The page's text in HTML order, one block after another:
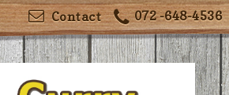
072 -648-4536
Contact